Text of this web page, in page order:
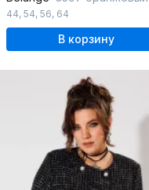
44, 54, 56, 64
В корзину